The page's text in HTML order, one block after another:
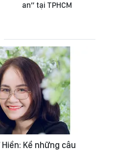
an” tại TPHCM
Kể những câu